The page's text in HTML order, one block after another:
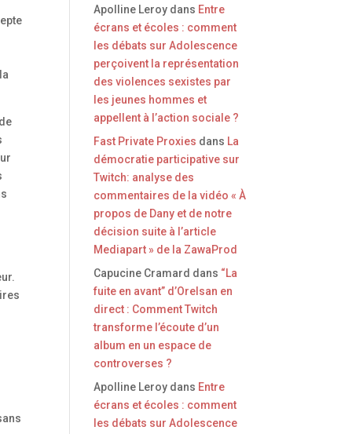
Apolline Leroy dans Entre
écrans et écoles : comment
les débats sur Adolescence
perçoivent la représentation
des violences sexistes par
les jeunes hommes et
appellent à l’action sociale ?
Fast Private Proxies dans La
démocratie participative sur
Twitch: analyse des
commentaires de la vidéo « À
propos de Dany et de notre
décision suite à l’article
Mediapart » de la ZawaProd
Capucine Cramard dans “La
fuite en avant” d’Orelsan en
direct : Comment Twitch
transforme l’écoute d’un
album en un espace de
controverses ?
Apolline Leroy dans Entre
écrans et écoles : comment
les débats sur Adolescence